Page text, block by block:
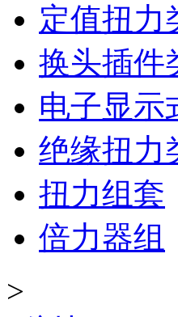
定值扭力
换头插件
电子显示
绝缘扭力
扭力组套
倍力器组
>